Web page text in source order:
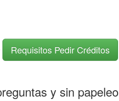
Requisitos Pedir Créditos
y sin papeleo